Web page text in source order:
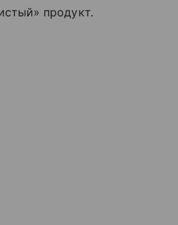
продукт.